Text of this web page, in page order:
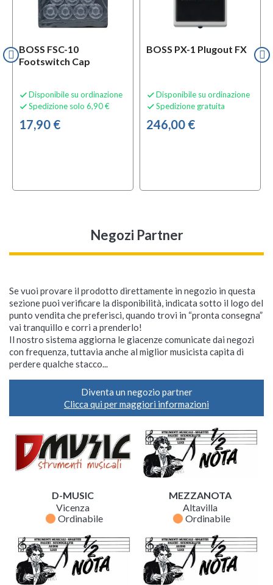
BOSS FSC-10
Footswitch Cap
 Disponibile su ordinazione
 Spedizione solo 6,90 €
17,90 €
BOSS PX-1 Plugout FX
 Disponibile su ordinazione
 Spedizione gratuita
246,00 €
Negozi Partner
Se vuoi provare il prodotto direttamente in negozio in questa
sezione puoi verificare la disponibilità, indicata sotto il logo del
punto vendita che preferisci, quando trovi in “pronta consegna”
vai tranquillo e corri a prenderlo!
Il nostro sistema aggiorna le giacenze comunicate dai negozi
con frequenza, tuttavia anche al miglior musicista capita di
perdere qualche stacco...
Diventa un negozio partner
Clicca qui per maggiori informazioni
D-MUSIC
Vicenza
fiber_manual_record Ordinabile
MEZZANOTA
Altavilla
fiber_manual_record Ordinabile